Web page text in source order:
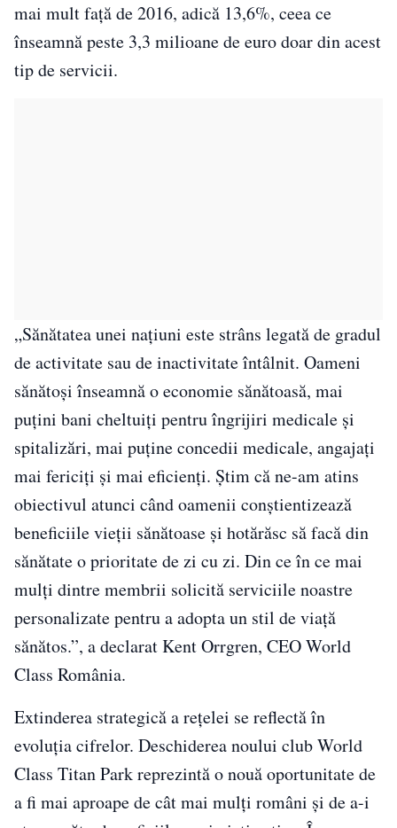
mai mult față de 2016, adică 13,6%, ceea ce
înseamnă peste 3,3 milioane de euro doar din acest
tip de servicii.
„Sănătatea unei naţiuni este strâns legată de gradul
de activitate sau de inactivitate întâlnit. Oameni
sănătoşi înseamnă o economie sănătoasă, mai
puţini bani cheltuiţi pentru îngrijiri medicale şi
spitalizări, mai puţine concedii medicale, angajaţi
mai fericiţi şi mai eficienţi. Ştim că ne-am atins
obiectivul atunci când oamenii conştientizează
beneficiile vieţii sănătoase şi hotărăsc să facă din
sănătate o prioritate de zi cu zi. Din ce în ce mai
mulți dintre membrii solicită serviciile noastre
personalizate pentru a adopta un stil de viață
sănătos.”, a declarat Kent Orrgren, CEO World
Class România.
Extinderea strategică a rețelei se reflectă în
evoluția cifrelor. Deschiderea noului club World
Class Titan Park reprezintă o nouă oportunitate de
a fi mai aproape de cât mai mulți români și de a-i